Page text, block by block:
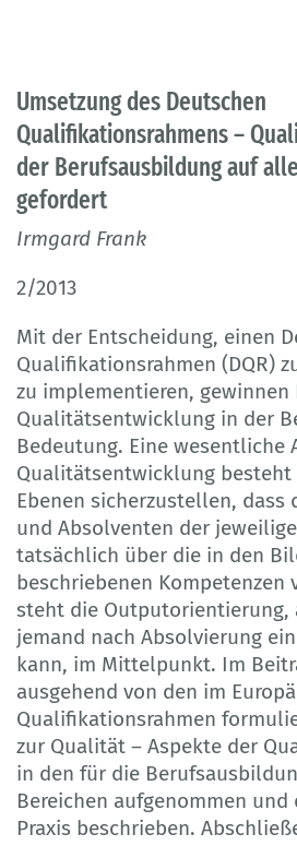
Umsetzung des Deutschen
Qualifikationsrahmens –
der Berufsausbildung auf
gefordert
Irmgard Frank
2/2013
Mit der Entscheidung, einen
Qualifikationsrahmen (DQR)
zu implementieren, gewinnen
Qualitätsentwicklung in der
Bedeutung. Eine wesentliche
Qualitätsentwicklung
Ebenen sicherzustellen, dass
und Absolventen der
tatsächlich über die in den
beschriebenen Kompetenzen
steht die Outputorientierung,
jemand nach Absolvierung
kann, im Mittelpunkt. Im
ausgehend von den im
Qualifikationsrahmen
zur Qualität – Aspekte der
in den für die
Bereichen aufgenommen
Praxis beschrieben.